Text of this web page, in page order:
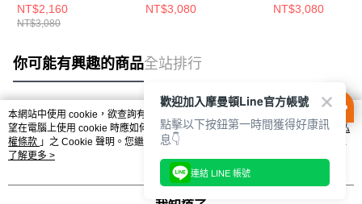
NT$2,160
NT$3,080
39592004
NT$3,080
NT$3,080
你可能有興趣的商品全站排行
熱門標籤
本網站中使用 cookie，欲查詢有關本網站使用 cookie 方式之詳情，及若您不希
望在電腦上使用 cookie 時應如何變更電腦的 cookie 設定，請參閱本網站「
隱私
權條款 」之 Cookie 聲明。您繼續使用本網站即表示您同意本公司得按本網站使
用條款之 Cookie 聲明使用 cookie。
了解更多 >
歡迎加入摩曼頓Line官方帳號
點擊以下按鈕第一時間獲得好康訊
息👇
連結 LINE 帳號